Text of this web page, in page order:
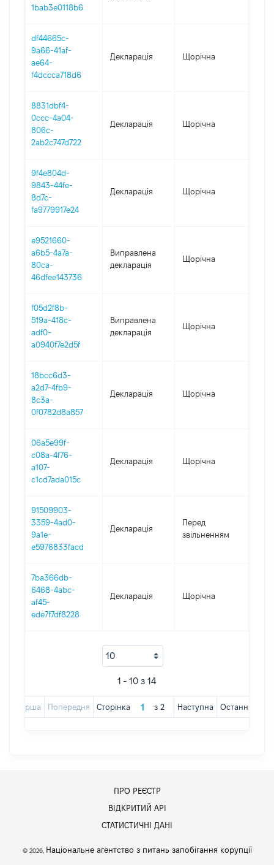
1bab3e0118b6
df44665c-
9a66-41af-
ae64-
f4dccca718d6
Декларація Щорічна
8831dbf4-
0ccc-4a04-
806c-
2ab2c747d722
Декларація Щорічна
9f4e804d-
9843-44fe-
8d7c-
fa9779917e24
Декларація Щорічна
e9521660-
a6b5-4a7a-
80ca-
46dfee143736
Виправлена
декларація
Щорічна
f05d2f8b-
519a-418c-
adf0-
a0940f7e2d5f
Виправлена
декларація
Щорічна
18bcc6d3-
a2d7-4fb9-
8c3a-
0f0782d8a857
Декларація Щорічна
06a5e99f-
c08a-4f76-
a107-
c1cd7ada015c
Декларація Щорічна
91509903-
3359-4ad0-
9a1e-
e5976833facd
Декларація
Перед
звільненням
7ba366db-
6468-4abc-
af45-
ede7f7df8228
Декларація Щорічна
1 - 10 з 14
Перша Попередня Сторінка з 2 Наступна Остання
ПРО РЕЄСТР
ВІДКРИТИЙ АРІ
СТАТИСТИЧНІ ДАНІ
© 2026, Національне агентство з питань запобігання корупції